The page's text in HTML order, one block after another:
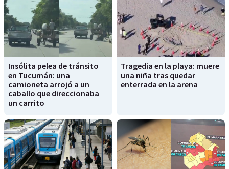
Insólita pelea de tránsito
en Tucumán: una
camioneta arrojó a un
caballo que direccionaba
un carrito
Tragedia en la playa: muere
una niña tras quedar
enterrada en la arena